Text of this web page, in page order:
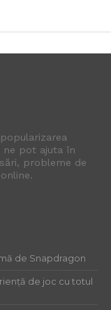
ne pot ajuta în
probleme de
de Snapdragon
de joc cu totul